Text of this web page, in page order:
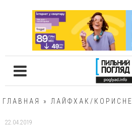
ГЛАВНАЯ » ЛАЙФХАК/КОРИСНЕ
22.04.2019